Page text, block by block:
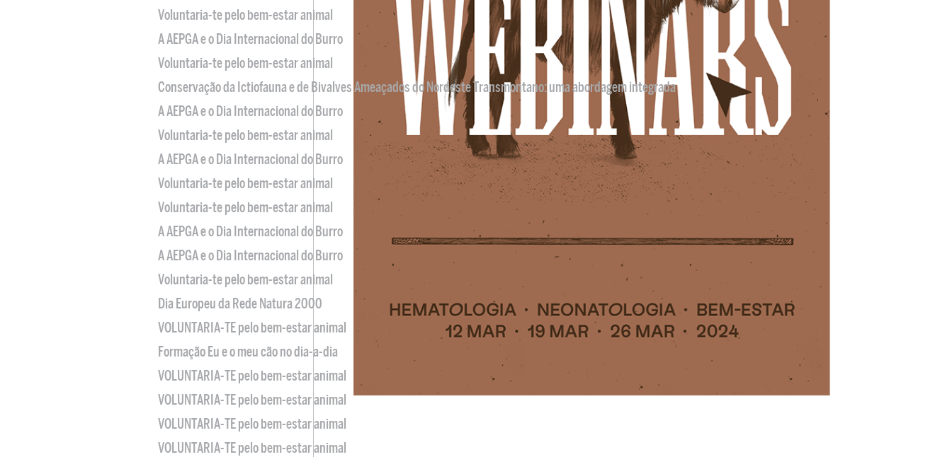
Voluntaria-te pelo bem-estar animal
A AEPGA e o Dia Internacional do Burro
Voluntaria-te pelo bem-estar animal
Conservação da Ictiofauna e de Bivalves Ameaçados do Nordeste Transmontano: uma abordagem integrada
A AEPGA e o Dia Internacional do Burro
Voluntaria-te pelo bem-estar animal
A AEPGA e o Dia Internacional do Burro
Voluntaria-te pelo bem-estar animal
Voluntaria-te pelo bem-estar animal
A AEPGA e o Dia Internacional do Burro
A AEPGA e o Dia Internacional do Burro
Voluntaria-te pelo bem-estar animal
Dia Europeu da Rede Natura 2000
VOLUNTARIA-TE pelo bem-estar animal
Formação Eu e o meu cão no dia-a-dia
VOLUNTARIA-TE pelo bem-estar animal
VOLUNTARIA-TE pelo bem-estar animal
VOLUNTARIA-TE pelo bem-estar animal
VOLUNTARIA-TE pelo bem-estar animal